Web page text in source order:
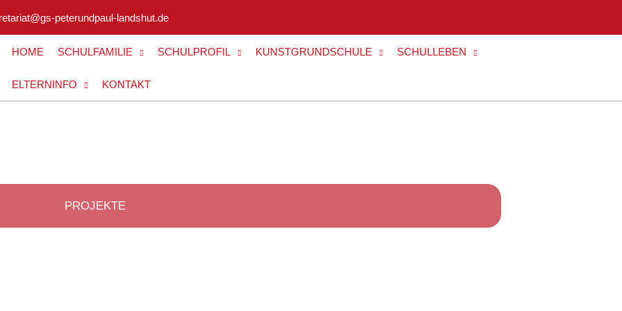
peterundpaul-landshut.de
HOME SCHULFAMILIE SCHULPROFIL KUNSTGRUNDSCHULE SCHULLEBEN
ELTERNINFO KONTAKT
PROJEKTE